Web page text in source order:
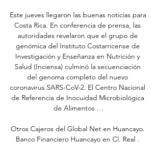
Este jueves llegaron las buenas noticias para
Costa Rica. En conferencia de prensa, las
autoridades revelaron que el grupo de
genómica del Instituto Costarricense de
Investigación y Enseñanza en Nutrición y
Salud (Inciensa) culminó la secuenciación
del genoma completo del nuevo
coronavirus SARS-CoV-2. El Centro Nacional
de Referencia de Inocuidad Microbiológica
de Alimentos …
Otros Cajeros del Global Net en Huancayo.
Banco Financiero Huancayo en Cl. Real .